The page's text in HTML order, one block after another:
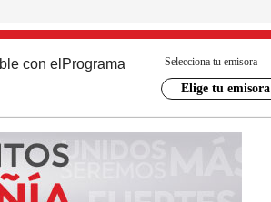
con el Programa Selecciona tu emisora
Elige tu emisora